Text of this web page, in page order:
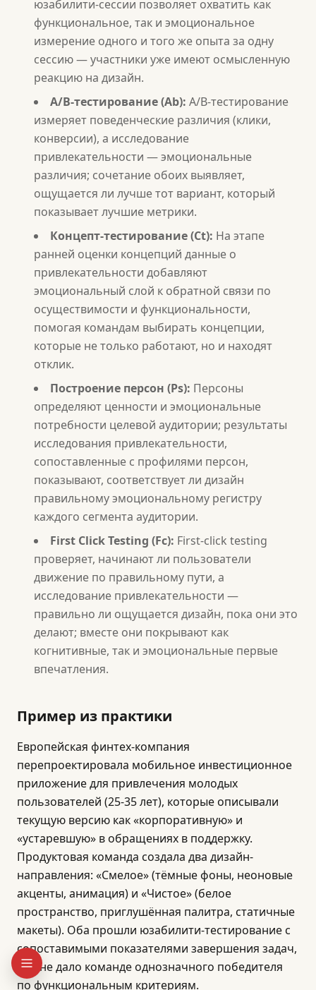
юзабилити-сессии позволяет охватить как
функциональное, так и эмоциональное
измерение одного и того же опыта за одну
сессию — участники уже имеют осмысленную
реакцию на дизайн.
A/B-тестирование (Ab): A/B-тестирование
измеряет поведенческие различия (клики,
конверсии), а исследование
привлекательности — эмоциональные
различия; сочетание обоих выявляет,
ощущается ли лучше тот вариант, который
показывает лучшие метрики.
Концепт-тестирование (Ct): На этапе
ранней оценки концепций данные о
привлекательности добавляют
эмоциональный слой к обратной связи по
осуществимости и функциональности,
помогая командам выбирать концепции,
которые не только работают, но и находят
отклик.
Построение персон (Ps): Персоны
определяют ценности и эмоциональные
потребности целевой аудитории; результаты
исследования привлекательности,
сопоставленные с профилями персон,
показывают, соответствует ли дизайн
правильному эмоциональному регистру
каждого сегмента аудитории.
First Click Testing (Fc): First-click testing
проверяет, начинают ли пользователи
движение по правильному пути, а
исследование привлекательности —
правильно ли ощущается дизайн, пока они это
делают; вместе они покрывают как
когнитивные, так и эмоциональные первые
впечатления.
Пример из практики
Европейская финтех-компания
перепроектировала мобильное инвестиционное
приложение для привлечения молодых
пользователей (25-35 лет), которые описывали
текущую версию как «корпоративную» и
«устаревшую» в обращениях в поддержку.
Продуктовая команда создала два дизайн-
направления: «Смелое» (тёмные фоны, неоновые
акценты, анимация) и «Чистое» (белое
пространство, приглушённая палитра, статичные
макеты). Оба прошли юзабилити-тестирование с
сопоставимыми показателями завершения задач,
что не дало команде однозначного победителя
по функциональным критериям.